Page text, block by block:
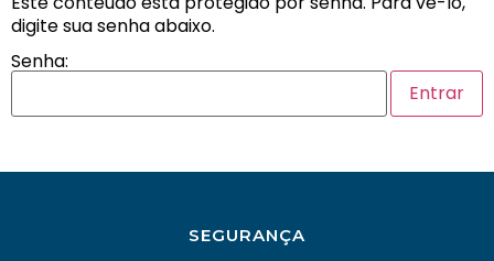
digite sua senha abaixo.
Senha:
SEGURANÇA